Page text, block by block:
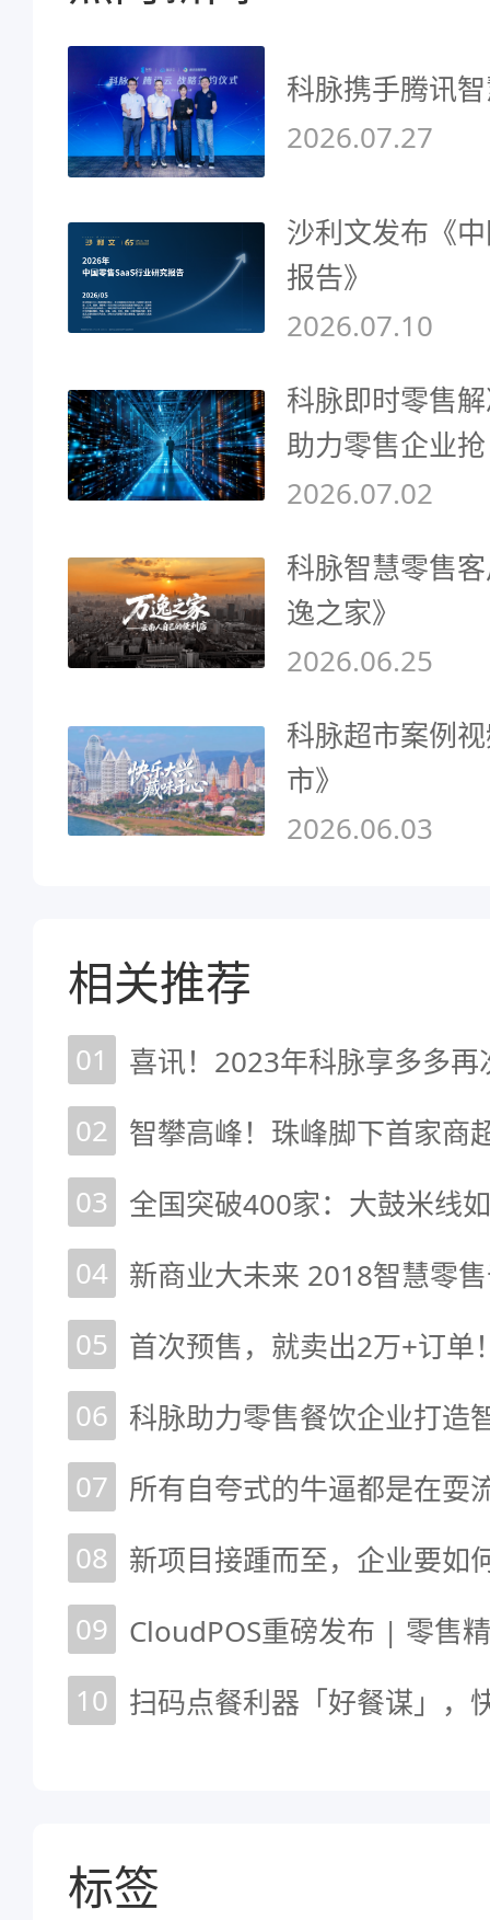
科脉携手腾讯
2026.07.27
沙利文发布《
报告》
2026.07.10
科脉即时零售
助力零售企业
2026.07.02
科脉智慧零售
逸之家》
2026.06.25
科脉超市案例
市》
2026.06.03
相关推荐
01
02
03
全国突破400家：大鼓米线
04 新商业大未来 2018智慧零
05
06
07
08
09 CloudPOS重磅发布 | 零售
10
标签